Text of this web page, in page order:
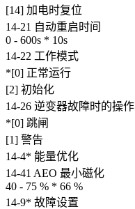
[14] 加电时复位
14-21 自动重启时间
0 - 600s * 10s
14-22 工作模式
*[0] 正常运行
[2] 初始化
14-26 逆变器故障时的操作
*[0] 跳闸
[1] 警告
14-4* 能量优化
14-41 AEO 最小磁化
40 - 75 % * 66 %
14-9* 故障设置